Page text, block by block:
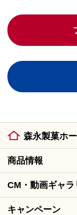
森永製菓ホ
商品情報
CM・動画ギャラ
キャンペーン